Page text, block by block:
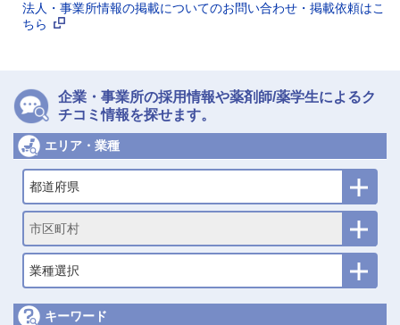
法人・事業所情報の掲載についてのお問い合わせ・掲載依頼はこ
ちら
企業・事業所の採用情報や薬剤師/薬学生によるク
チコミ情報を探せます。
エリア・業種
都道府県
市区町村
業種選択
キーワード